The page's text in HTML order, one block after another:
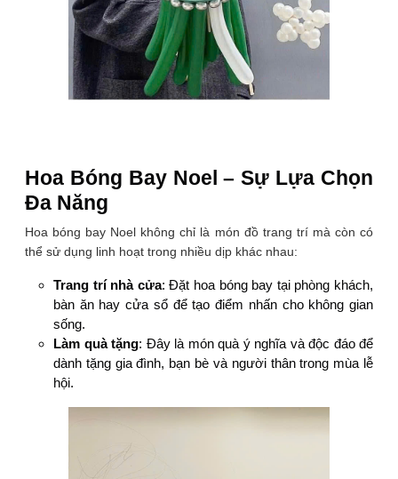
Hoa Bóng Bay Noel – Sự Lựa Chọn
Đa Năng
Hoa bóng bay Noel không chỉ là món đồ trang trí mà còn có
thể sử dụng linh hoạt trong nhiều dịp khác nhau:
Trang trí nhà cửa: Đặt hoa bóng bay tại phòng khách,
bàn ăn hay cửa sổ để tạo điểm nhấn cho không gian
sống.
Làm quà tặng: Đây là món quà ý nghĩa và độc đáo để
dành tặng gia đình, bạn bè và người thân trong mùa lễ
hội.